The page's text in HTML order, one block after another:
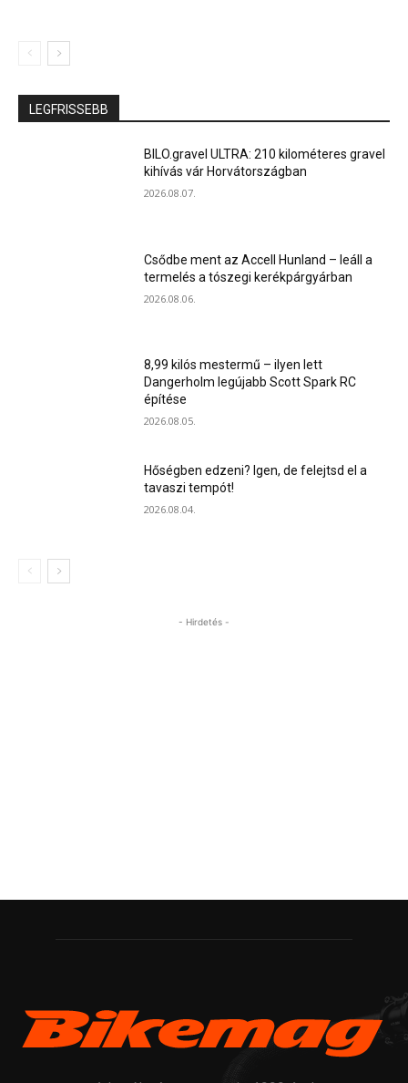
LEGFRISSEBB
BILO.gravel ULTRA: 210 kilométeres gravel
kihívás vár Horvátországban
2026.08.07.
Csődbe ment az Accell Hunland – leáll a
termelés a tószegi kerékpárgyárban
2026.08.06.
8,99 kilós mestermű – ilyen lett
Dangerholm legújabb Scott Spark RC
építése
2026.08.05.
Hőségben edzeni? Igen, de felejtsd el a
tavaszi tempót!
2026.08.04.
- Hirdetés -